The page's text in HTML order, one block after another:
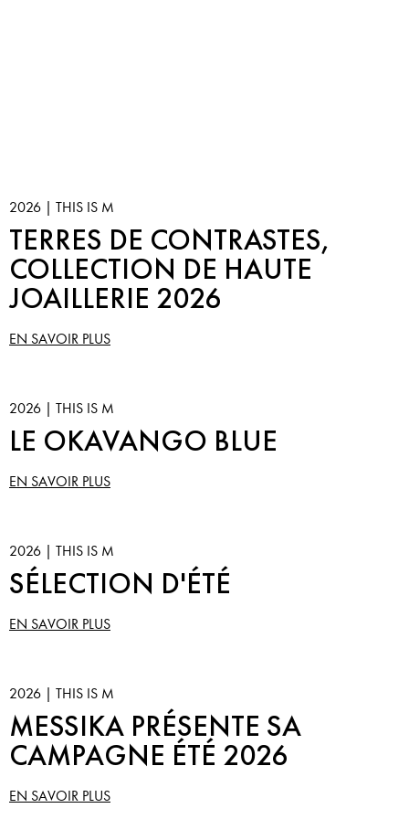
2026 | THIS IS M
TERRES DE CONTRASTES,
COLLECTION DE HAUTE
JOAILLERIE 2026
EN SAVOIR PLUS
2026 | THIS IS M
LE OKAVANGO BLUE
EN SAVOIR PLUS
2026 | THIS IS M
SÉLECTION D'ÉTÉ
EN SAVOIR PLUS
2026 | THIS IS M
MESSIKA PRÉSENTE SA
CAMPAGNE ÉTÉ 2026
EN SAVOIR PLUS